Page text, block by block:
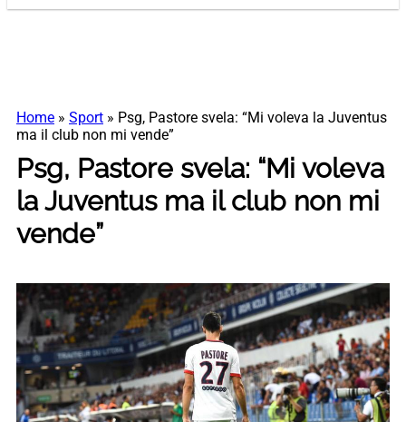
Home » Sport » Psg, Pastore svela: “Mi voleva la Juventus
ma il club non mi vende”
Psg, Pastore svela: “Mi voleva
la Juventus ma il club non mi
vende”